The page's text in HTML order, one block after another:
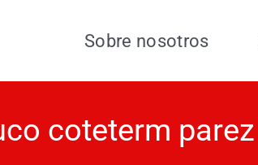
Sobre nosotros
coteterm parez